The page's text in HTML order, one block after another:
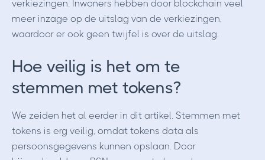
verkiezingen. Inwoners hebben door blockchain veel
meer inzage op de uitslag van de verkiezingen,
waardoor er ook geen twijfel is over de uitslag.
Hoe veilig is het om te
stemmen met tokens?
We zeiden het al eerder in dit artikel. Stemmen met
tokens is erg veilig, omdat tokens data als
persoonsgegevens kunnen opslaan. Door